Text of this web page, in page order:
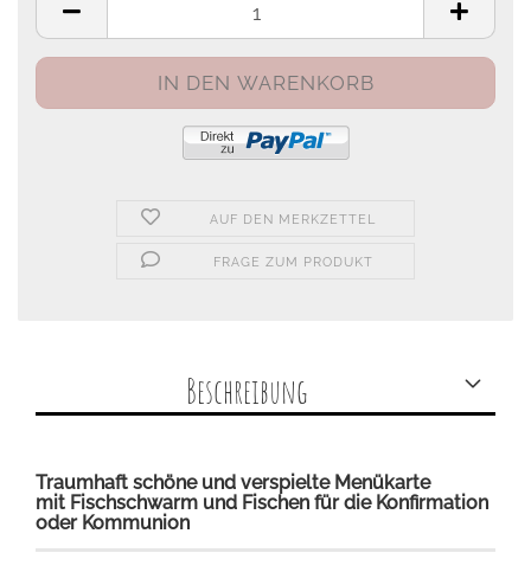
AUF DEN MERKZETTEL
FRAGE ZUM PRODUKT
Beschreibung
Traumhaft schöne und verspielte Menükarte
mit Fischschwarm und Fischen für die Konfirmation
oder Kommunion